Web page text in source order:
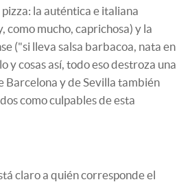
la auténtica e italiana
como mucho, caprichosa) y la
("si lleva salsa barbacoa, nata en
y cosas así, todo eso destroza una
Barcelona y de Sevilla también
como culpables de esta
claro a quién corresponde el